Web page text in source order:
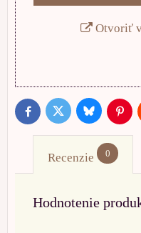
Otvoriť
FacebookTwitter Bluesky
Recenzie 0
Hodnotenie